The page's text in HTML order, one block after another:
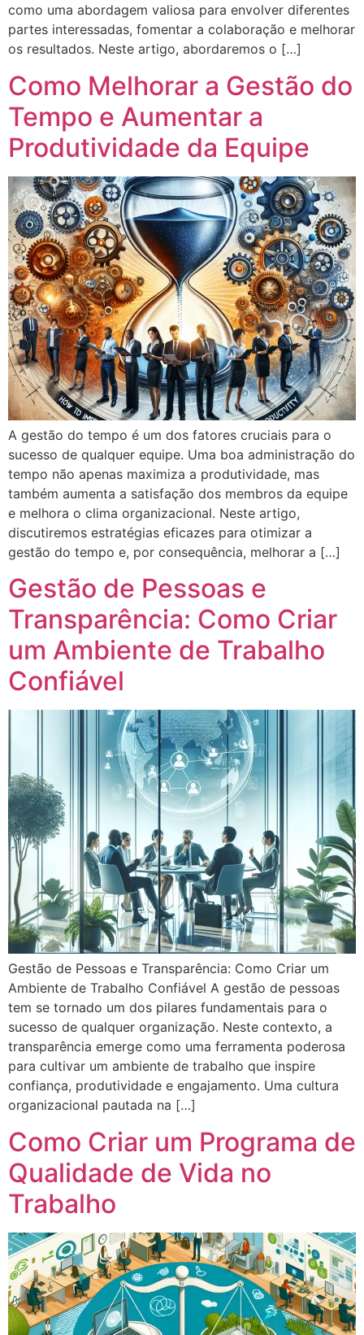
como uma abordagem valiosa para envolver diferentes
partes interessadas, fomentar a colaboração e melhorar
os resultados. Neste artigo, abordaremos o […]
Como Melhorar a Gestão do
Tempo e Aumentar a
Produtividade da Equipe
A gestão do tempo é um dos fatores cruciais para o
sucesso de qualquer equipe. Uma boa administração do
tempo não apenas maximiza a produtividade, mas
também aumenta a satisfação dos membros da equipe
e melhora o clima organizacional. Neste artigo,
discutiremos estratégias eficazes para otimizar a
gestão do tempo e, por consequência, melhorar a […]
Gestão de Pessoas e
Transparência: Como Criar
um Ambiente de Trabalho
Confiável
Gestão de Pessoas e Transparência: Como Criar um
Ambiente de Trabalho Confiável A gestão de pessoas
tem se tornado um dos pilares fundamentais para o
sucesso de qualquer organização. Neste contexto, a
transparência emerge como uma ferramenta poderosa
para cultivar um ambiente de trabalho que inspire
confiança, produtividade e engajamento. Uma cultura
organizacional pautada na […]
Como Criar um Programa de
Qualidade de Vida no
Trabalho